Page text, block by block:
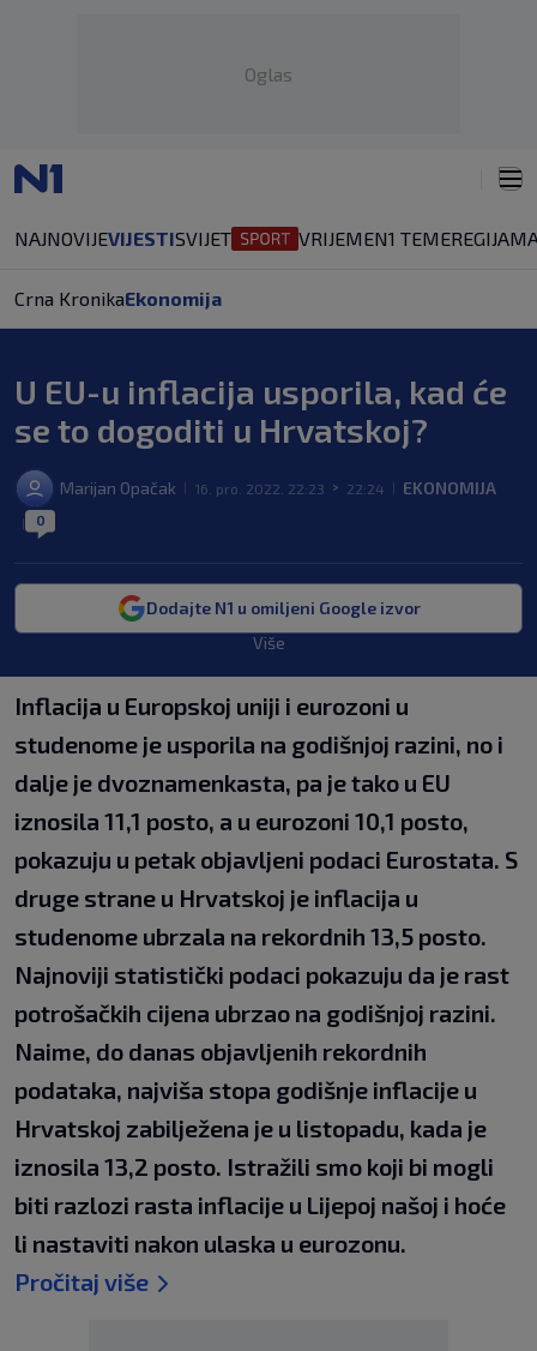
Oglas
NAJNOVIJEVIJESTISVIJET VRIJEMEN1 TEMEREGIJA
Crna KronikaEkonomija
U EU-u inflacija usporila, kad će
se to dogoditi u Hrvatskoj?
Marijan Opačak 16. pro. 2022. 22:23 > 22:24 EKONOMIJA
0
Dodajte N1 u omiljeni Google izvor
Više
Inflacija u Europskoj uniji i eurozoni u
studenome je usporila na godišnjoj razini, no i
dalje je dvoznamenkasta, pa je tako u EU
iznosila 11,1 posto, a u eurozoni 10,1 posto,
pokazuju u petak objavljeni podaci Eurostata. S
druge strane u Hrvatskoj je inflacija u
studenome ubrzala na rekordnih 13,5 posto.
Najnoviji statistički podaci pokazuju da je rast
potrošačkih cijena ubrzao na godišnjoj razini.
Naime, do danas objavljenih rekordnih
podataka, najviša stopa godišnje inflacije u
Hrvatskoj zabilježena je u listopadu, kada je
iznosila 13,2 posto. Istražili smo koji bi mogli
biti razlozi rasta inflacije u Lijepoj našoj i hoće
li nastaviti nakon ulaska u eurozonu.
Pročitaj više